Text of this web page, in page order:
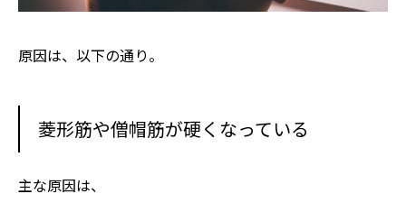
原因は、以下の通り。
菱形筋や僧帽筋が硬くなっている
主な原因は、